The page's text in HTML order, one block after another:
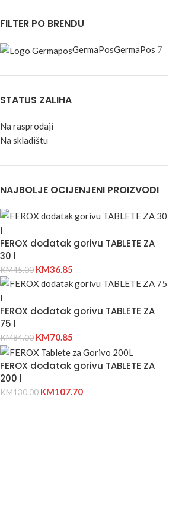
FILTER PO BRENDU
GermaPosGermaPos 7
STATUS ZALIHA
Na rasprodaji
Na skladištu
NAJBOLJE OCIJENJENI PROIZVODI
FEROX dodatak gorivu TABLETE ZA
30 l
KM45.00 KM36.85
FEROX dodatak gorivu TABLETE ZA
75 l
KM84.00 KM70.85
FEROX dodatak gorivu TABLETE ZA
200 l
KM130.00 KM107.70